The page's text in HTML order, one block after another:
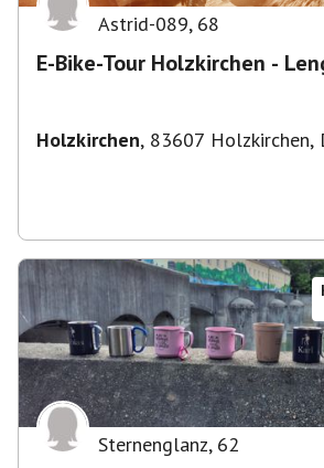
Astrid-089, 68
E-Bike-Tour Holzkirchen -
Holzkirchen, 83607 Holzkirchen,
Sternenglanz, 62